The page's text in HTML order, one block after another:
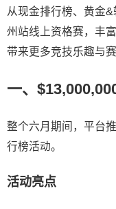
从现金排行榜、黄金
州站线上资格赛，丰
带来更多竞技乐趣与赛
一、
整个六月期间，平台
行榜活动。
活动亮点